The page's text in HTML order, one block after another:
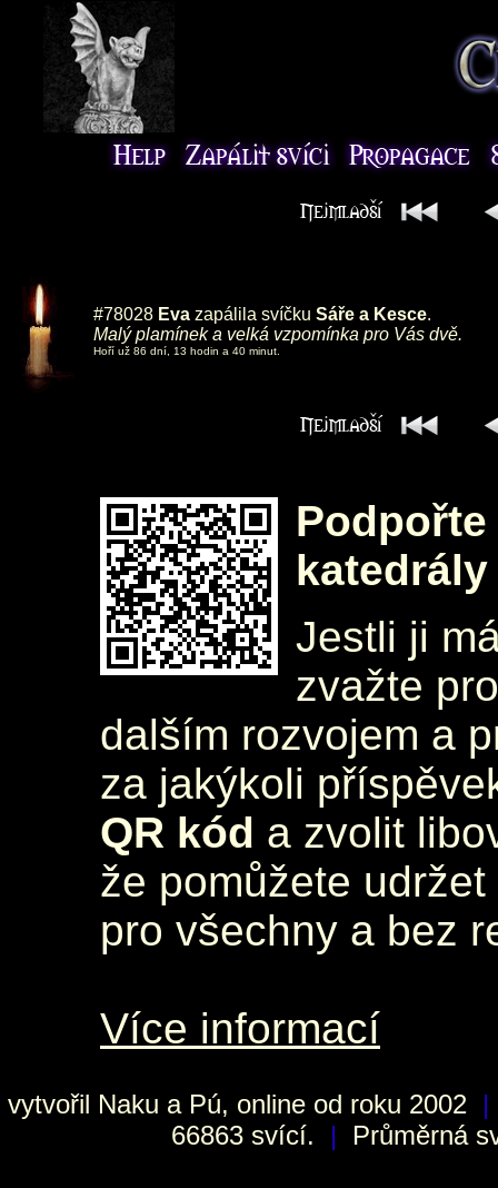
#78028 Eva zapálila svíčku Sáře a Kesce.
Malý plamínek a velká vzpomínka pro Vás dvě.
Hoří už 86 dní, 13 hodin a 40 minut.
katedrály
Jestli ji
zvažte
dalším rozvojem a
za jakýkoli
QR kód a zvolit
že pomůžete
pro všechny a bez
Více informací
vytvořil Naku a Pú, online od roku 2002 |
66863 svící.
| Průměrná